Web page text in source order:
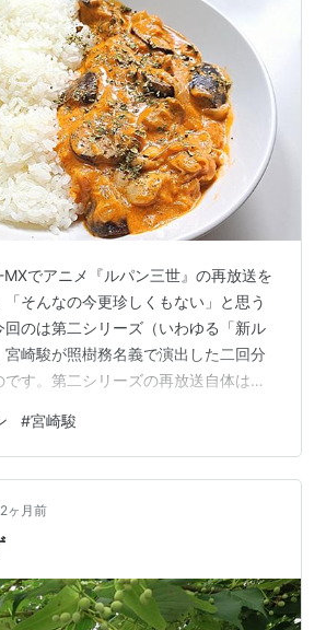
でアニメ『ルパン三世』の再放送を
そんなの今更珍しくもない」と思う
回のは第二シリーズ（いわゆる「新ル
宮崎駿が照樹務名義で演出した二回分
す。第二シリーズの再放送自体は珍
かもしれません。 『ルパン三世』は
モンキー・パンチのマンガが原作で
虫の影響を受けてマンガを描いていた
すが、アメリカの雑誌に載っていた
を受けて絵柄を変更、その斬新なタ
#宮崎駿
2ヶ月前